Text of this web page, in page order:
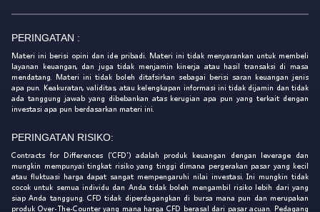
PERINGATAN :
Materi ini berisi opini dan ide pribadi. Materi ini tidak menyarankan untuk membeli
layanan keuangan, dan juga tidak menjamin kinerja atau hasil transaksi di masa
mendatang. Materi ini tidak boleh ditafsirkan sebagai berisi saran keuangan jenis
apa pun. Keakuratan, validitas, atau kelengkapan informasi ini tidak dijamin dan tidak
ada tanggung jawab yang dibebankan atas kerugian apa pun yang terkait dengan
investasi apa pun berdasarkan materi ini.
PERINGATAN RISIKO:
Contracts for Differences ('CFD') adalah produk keuangan dengan leverage dan
mungkin mempunyai tingkat risiko yang tinggi dimana pergerakan pasar yang kecil
atau fluktuasi harga dapat sangat mempengaruhi nilai investasi. Ini mungkin tidak
cocok untuk semua individu dan Anda tidak boleh mengambil risiko lebih dari yang
siap Anda tanggung. CFD tidak diperdagangkan di bursa mana pun dan merupakan
produk Over-The-Counter yang mana harga CFD berasal dari pasar acuan. Pedagang